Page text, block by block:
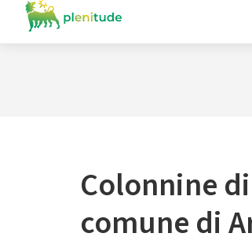
Colonnine
comune di